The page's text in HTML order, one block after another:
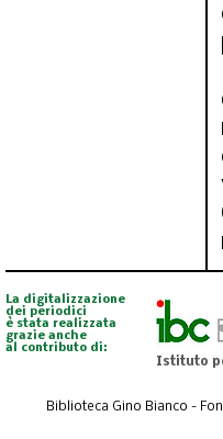
La digitalizzazione
dei periodici
è stata realizzata
grazie anche
al contributo di:
Istituto
Biblioteca Gino Bianco -